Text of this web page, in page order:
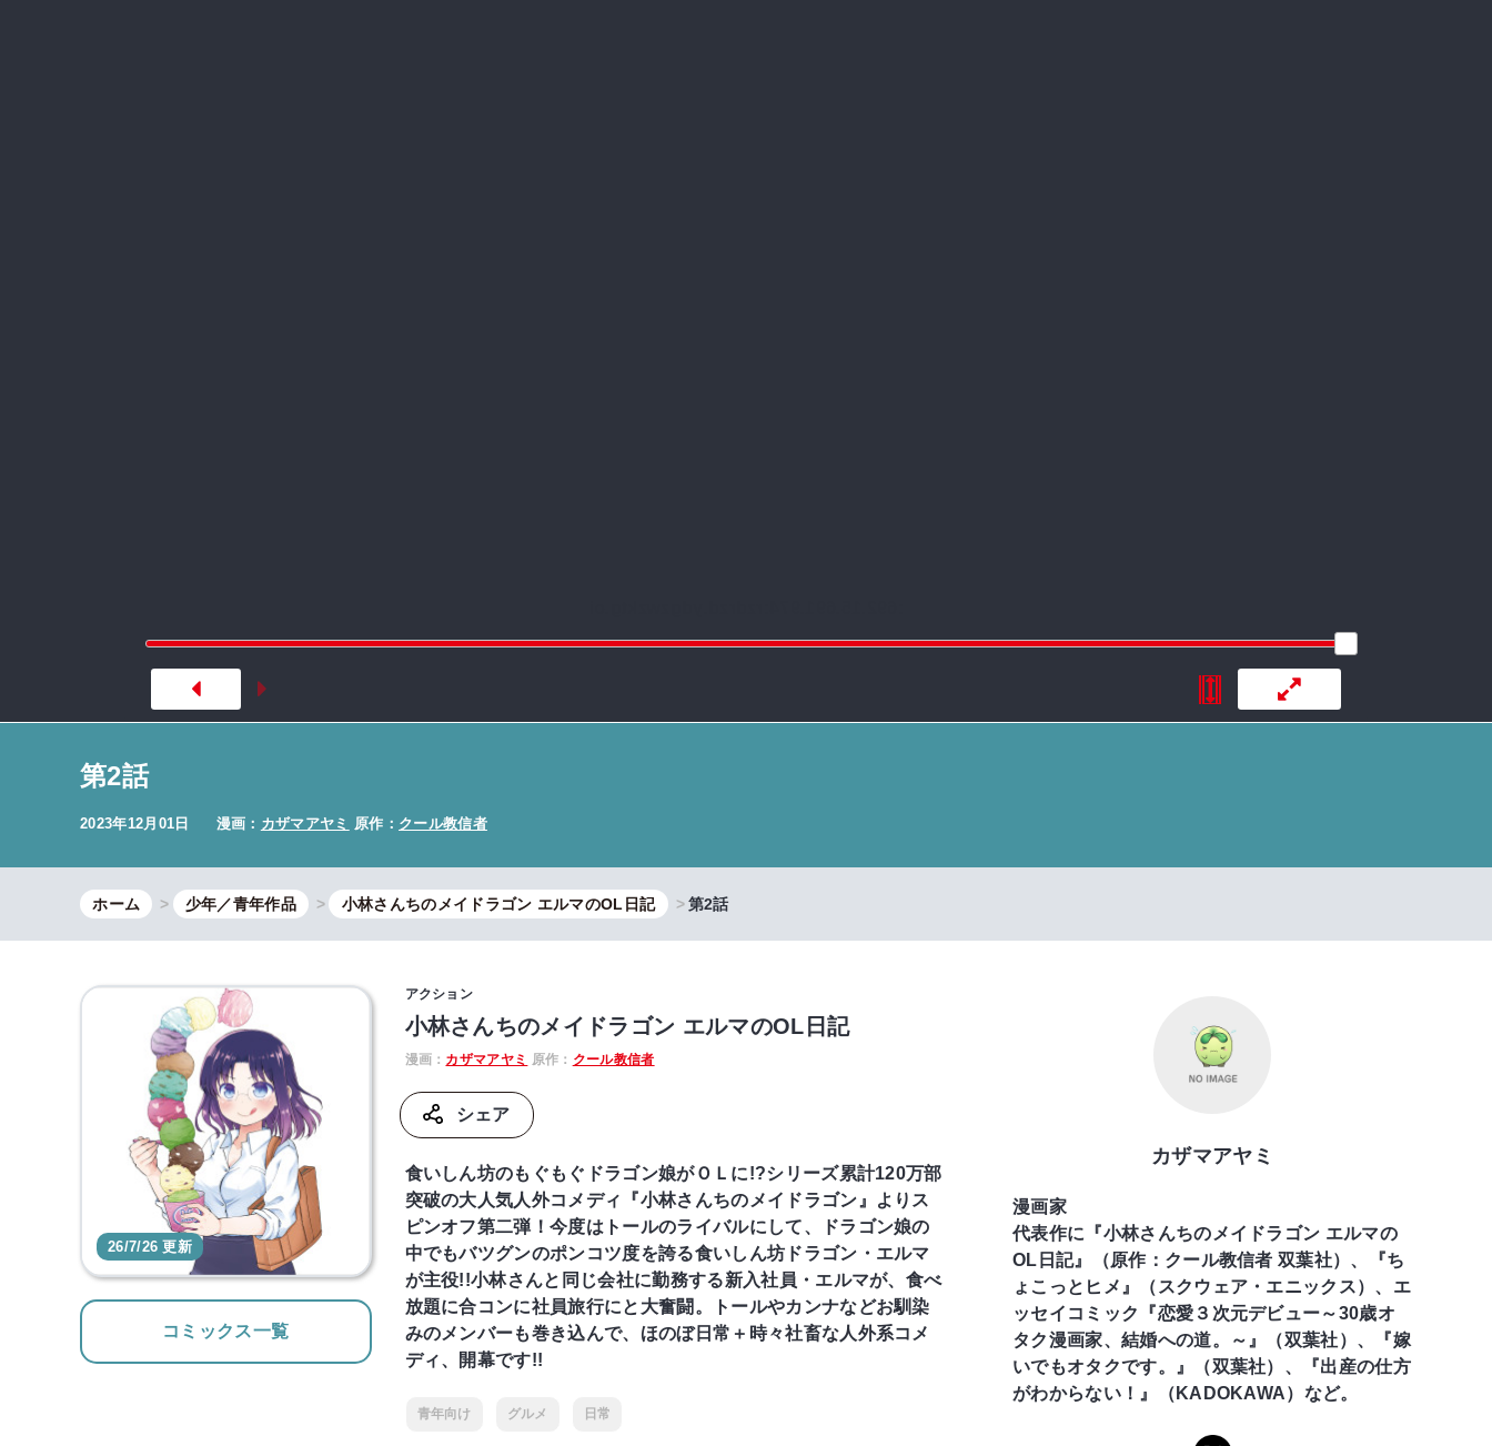
第2話
2023年12月01日 漫画： カザマアヤミ 原作： クール教信者
ホーム 少年／青年作品 小林さんちのメイドラゴン エルマのOL日記 第2話
26/7/26 更新
コミックス一覧
アクション
小林さんちのメイドラゴン エルマのOL日記
漫画： カザマアヤミ 原作： クール教信者
シェア
食いしん坊のもぐもぐドラゴン娘がＯＬに!?シリーズ累計120万部
突破の大人気人外コメディ『小林さんちのメイドラゴン』よりス
ピンオフ第二弾！今度はトールのライバルにして、ドラゴン娘の
中でもバツグンのポンコツ度を誇る食いしん坊ドラゴン・エルマ
が主役!!小林さんと同じ会社に勤務する新入社員・エルマが、食べ
放題に合コンに社員旅行にと大奮闘。トールやカンナなどお馴染
みのメンバーも巻き込んで、ほのぼ日常＋時々社畜な人外系コメ
ディ、開幕です!!
青年向け グルメ 日常
カザマアヤミ
漫画家
代表作に『小林さんちのメイドラゴン エルマの
OL日記』（原作：クール教信者 双葉社）、『ち
ょこっとヒメ』（スクウェア・エニックス）、エ
ッセイコミック『恋愛３次元デビュー～30歳オ
タク漫画家、結婚への道。～』（双葉社）、『嫁
いでもオタクです。』（双葉社）、『出産の仕方
がわからない！』（KADOKAWA）など。